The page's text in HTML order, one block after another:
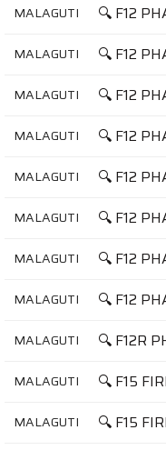
MALAGUTI 🔍 F12
MALAGUTI 🔍 F12
MALAGUTI 🔍 F12
MALAGUTI 🔍 F12
MALAGUTI 🔍 F12
MALAGUTI 🔍 F12
MALAGUTI 🔍 F12
MALAGUTI 🔍 F12
MALAGUTI 🔍 F12R
MALAGUTI 🔍 F15
MALAGUTI 🔍 F15